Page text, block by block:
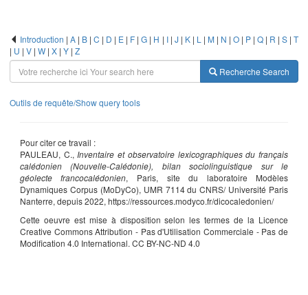
Introduction |A | B |C | D | E | F |G | H | I| J | K| L | M| N | O| P|Q | R |S |T
| U | V| W| X| Y| Z
Recherche Search
Outils de requête/Show query tools
Pour citer ce travail :
PAULEAU, C., Inventaire et observatoire lexicographiques du français
calédonien (Nouvelle-Calédonie), bilan sociolinguistique sur le
géolecte francocalédonien, Paris, site du laboratoire Modèles
Dynamiques Corpus (MoDyCo), UMR 7114 du CNRS/ Université Paris
Nanterre, depuis 2022, https://ressources.modyco.fr/dicocaledonien/
Cette oeuvre est mise à disposition selon les termes de la Licence
Creative Commons Attribution - Pas d'Utilisation Commerciale - Pas de
Modification 4.0 International. CC BY-NC-ND 4.0